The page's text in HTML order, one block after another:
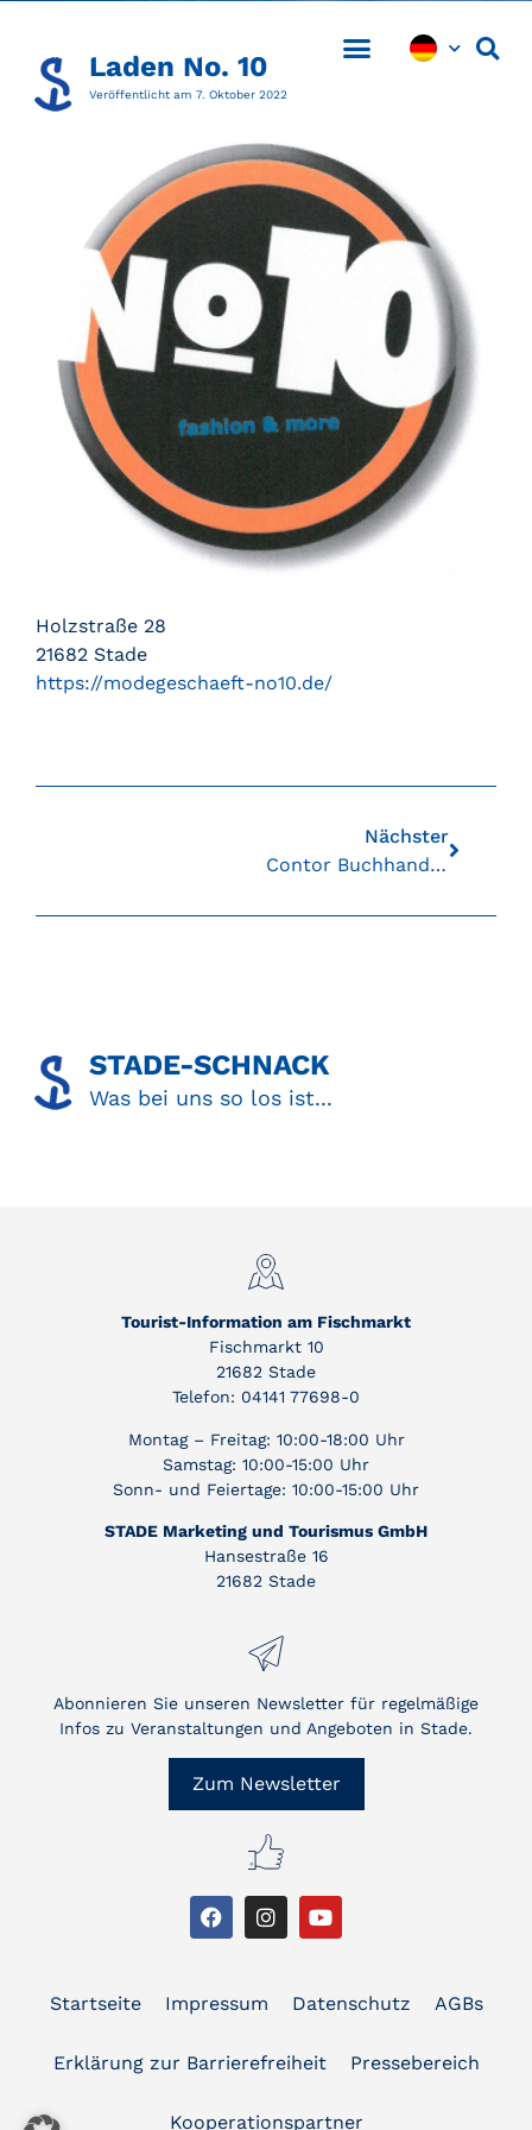
Laden No. 10
Veröffentlicht am 7. Oktober 2022
Holzstraße 28
21682 Stade
https://modegeschaeft-no10.de/
Nächster
Contor Buchhandlung
STADE-SCHNACK​
Was bei uns so los ist...
Tourist-Information am Fischmarkt
Fischmarkt 10
21682 Stade
Telefon: 04141 77698-0
Montag – Freitag: 10:00-18:00 Uhr
Samstag: 10:00-15:00 Uhr
Sonn- und Feiertage: 10:00-15:00 Uhr
STADE Marketing und Tourismus GmbH
Hansestraße 16
21682 Stade
Abonnieren Sie unseren Newsletter für regelmäßige
Infos zu Veranstaltungen und Angeboten in Stade.
Zum Newsletter
Startseite Impressum Datenschutz AGBs
Erklärung zur Barrierefreiheit Pressebereich
Kooperationspartner